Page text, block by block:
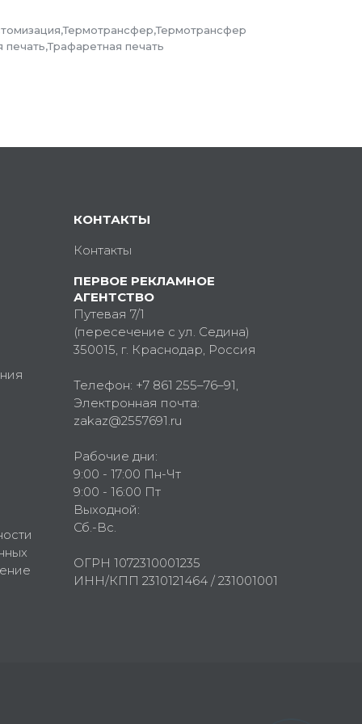
печать
КОНТАКТЫ
Контакты
ПЕРВОЕ РЕКЛАМНОЕ
АГЕНТСТВО
Путевая 7/1
(пересечение с ул. Седина)
350015, г. Краснодар, Россия
Телефон: +7 861 255–76–91,
Электронная почта:
zakaz@2557691.ru
Рабочие дни:
9:00 - 17:00 Пн-Чт
9:00 - 16:00 Пт
Выходной:
Сб.-Вс.
ОГРН 1072310001235
ИНН/КПП 2310121464 / 231001001